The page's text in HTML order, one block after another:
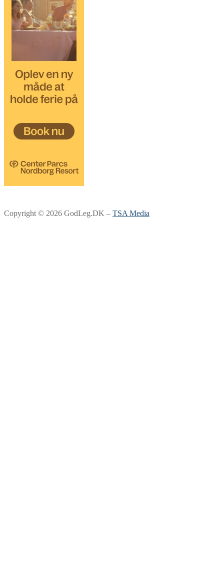
Copyright © 2026 GodLeg.DK – TSA Media